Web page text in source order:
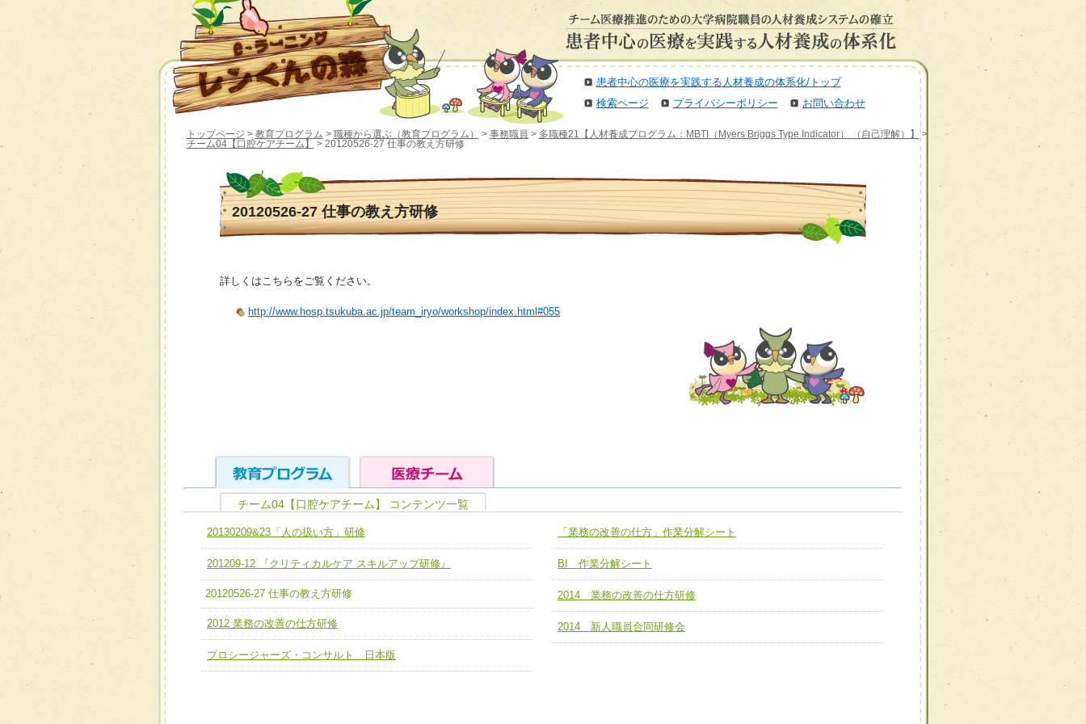
患者中心の医療を実践する人材養成の体系化/トップ
検索ページ
プライバシーポリシー お問い合わせ
トップページ > 教育プログラム > 職種から選ぶ（教育プログラム） > 事務職員 > 多職種21【人材養成プログラム：MBTI（Myers Briggs Type Indicator） （自己理解）】 >
チーム04【口腔ケアチーム】
> 20120526-27 仕事の教え方研修
20120526-27 仕事の教え方研修
詳しくはこちらをご覧ください。
http://www.hosp.tsukuba.ac.jp/team_iryo/workshop/index.html#055
ユニット１ 医療人としての基礎能力
全人的医療を実践する医療人として、必要な基礎能力を身につ
ける
ユニット２ チーム医療構成力
ユニット３ 多職種連携力
他職種の視点とスキルを学び、相互理解と連携を深める
ユニット４ 専門能力拡大・向上
各職種のスキルを拡大・向上させ、新たな可能性を広げる
人材養成のためのマネジメントおよび効果的な指導ができる
チーム01【病院内横断的問題解決チーム】
チーム02【地域医療連携推進による高度医療を必要とする在
宅患者等支援チーム】
チーム03【癌患者服薬サポートチーム】
チーム04【口腔ケアチーム】
チーム14【苦情・クレーム・暴力対応支援チーム】
チーム15【人材養成エキスパートチーム】
チーム04【口腔ケアチーム】 コンテンツ一覧
20130209&23「人の扱い方」研修
201209-12 『クリティカルケア スキルアップ研修』
20120526-27 仕事の教え方研修
2012 業務の改善の仕方研修
プロシージャーズ・コンサルト 日本版
「業務の改善の仕方」作業分解シート
BI 作業分解シート
2014 業務の改善の仕方研修
2014 新人職員合同研修会